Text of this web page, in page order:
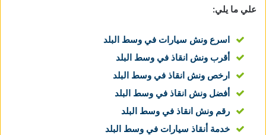
علي ما يلي:
اسرع ونش سيارات في وسط البلد
أقرب ونش انقاذ في وسط البلد
ارخص ونش انقاذ في وسط البلد
أفضل ونش انقاذ في وسط البلد
رقم ونش انقاذ في وسط البلد
خدمة أنقاذ سيارات في وسط البلد